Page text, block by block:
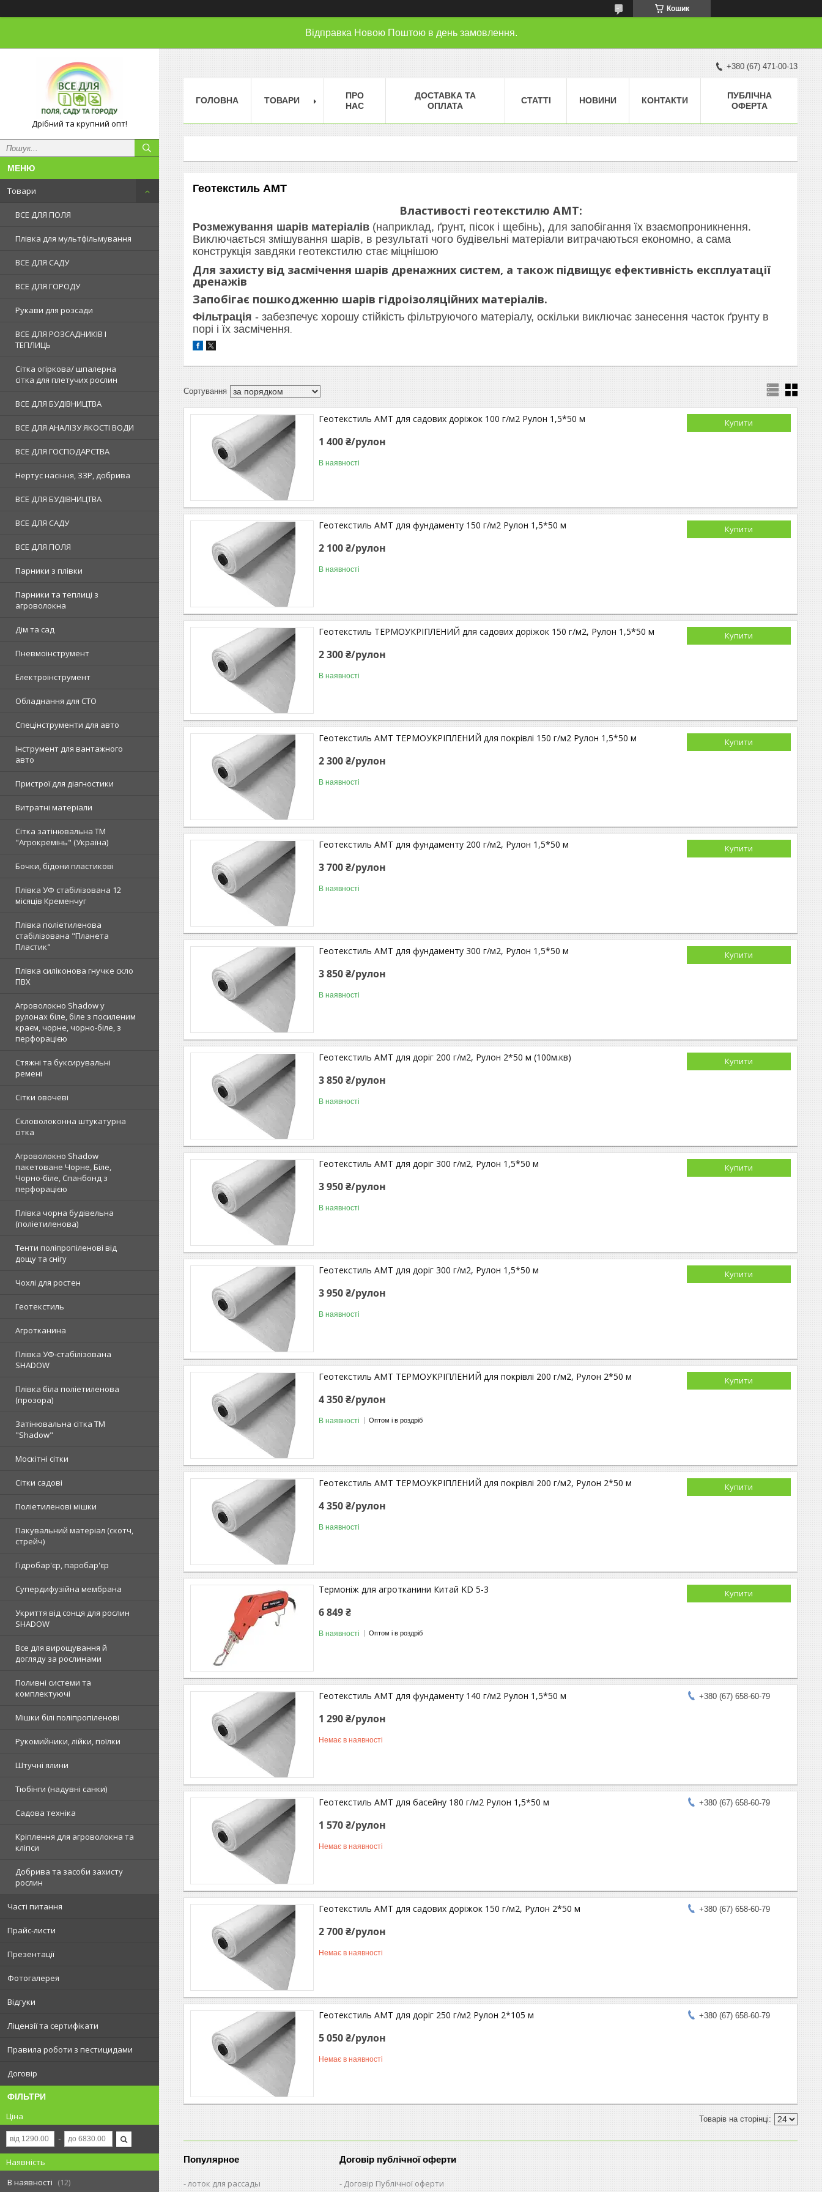
Кошик
Відправка Новою Поштою в день замовлення.
Дрібний та крупний опт!
Товари
ВСЕ ДЛЯ ПОЛЯ
Плівка для мультфільмування
ВСЕ ДЛЯ САДУ
ВСЕ ДЛЯ ГОРОДУ
Рукави для розсади
ВСЕ ДЛЯ РОЗСАДНИКІВ І
ТЕПЛИЦЬ
Сітка огіркова/ шпалерна
сітка для плетучих рослин
ВСЕ ДЛЯ БУДІВНИЦТВА
ВСЕ ДЛЯ АНАЛІЗУ ЯКОСТІ ВОДИ
ВСЕ ДЛЯ ГОСПОДАРСТВА
Нертус насіння, ЗЗР, добрива
ВСЕ ДЛЯ БУДІВНИЦТВА
ВСЕ ДЛЯ САДУ
ВСЕ ДЛЯ ПОЛЯ
Парники з плівки
Парники та теплиці з
агроволокна
Дім та сад
Пневмоінструмент
Електроінструмент
Обладнання для СТО
Спецінструменти для авто
Інструмент для вантажного
авто
Пристрої для діагностики
Витратні матеріали
Сітка затінювальна ТМ
"Агрокремінь" (Україна)
Бочки, бідони пластикові
Плівка УФ стабілізована 12
місяців Кременчуг
Плівка поліетиленова
стабілізована "Планета
Пластик"
Плівка силіконова гнучке скло
ПВХ
Агроволокно Shadow у
рулонах біле, біле з посиленим
краєм, чорне, чорно-біле, з
перфорацією
Стяжні та буксирувальні
ремені
Сітки овочеві
Скловолоконна штукатурна
сітка
Агроволокно Shadow
пакетоване Чорне, Біле,
Чорно-біле, Спанбонд з
перфорацією
Плівка чорна будівельна
(поліетиленова)
Тенти поліпропіленові від
дощу та снігу
Чохлі для ростен
Геотекстиль
Агротканина
Плівка УФ-стабілізована
SHADOW
Плівка біла поліетиленова
(прозора)
Затінювальна сітка ТМ
"Shadow"
Москітні сітки
Сітки садові
Поліетиленові мішки
Пакувальний матеріал (скотч,
стрейч)
Гідробар'єр, паробар'єр
Супердифузійна мембрана
Укриття від сонця для рослин
SHADOW
Все для вирощування й
догляду за рослинами
Поливні системи та
комплектуючі
Мішки білі поліпропіленові
Рукомийники, лійки, поїлки
Штучні ялини
Тюбінги (надувні санки)
Садова техніка
Кріплення для агроволокна та
кліпси
Добрива та засоби захисту
рослин
Часті питання
Прайс-листи
Презентації
Фотогалерея
Відгуки
Ліцензії та сертифікати
Правила роботи з пестицидами
Договір
ФІЛЬТРИ
Ціна
Наявність
В наявності
12
+380 (67) 471-00-13
ГОЛОВНА ТОВАРИ
ПРО
НАС
ДОСТАВКА ТА
ОПЛАТА
СТАТТІ НОВИНИ КОНТАКТИ
ПУБЛІЧНА
ОФЕРТА
Геотекстиль АМТ
Властивості геотекстилю АМТ:
Розмежування шарів матеріалів (наприклад, ґрунт, пісок і щебінь), для запобігання їх взаємопроникнення.
Виключається змішування шарів, в результаті чого будівельні матеріали витрачаються економно, а сама
конструкція завдяки геотекстилю стає міцнішою
Для захисту від засмічення шарів дренажних систем, а також підвищує ефективність експлуатації
дренажів
Запобігає пошкодженню шарів гідроізоляційних матеріалів.
Фільтрація - забезпечує хорошу стійкість фільтруючого матеріалу, оскільки виключає занесення часток ґрунту в
порі і їх засмічення
Купити
Геотекстиль АМТ для садових доріжок 100 г/м2 Рулон 1,5*50 м
1 400 ₴/рулон
В наявності
Купити
Геотекстиль АМТ для фундаменту 150 г/м2 Рулон 1,5*50 м
2 100 ₴/рулон
В наявності
Купити
Геотекстиль ТЕРМОУКРІПЛЕНИЙ для садових доріжок 150 г/м2, Рулон 1,5*50 м
2 300 ₴/рулон
В наявності
Купити
Геотекстиль АМТ ТЕРМОУКРІПЛЕНИЙ для покрівлі 150 г/м2 Рулон 1,5*50 м
2 300 ₴/рулон
В наявності
Купити
Геотекстиль АМТ для фундаменту 200 г/м2, Рулон 1,5*50 м
3 700 ₴/рулон
В наявності
Купити
Геотекстиль АМТ для фундаменту 300 г/м2, Рулон 1,5*50 м
3 850 ₴/рулон
В наявності
Купити
Геотекстиль АМТ для доріг 200 г/м2, Рулон 2*50 м (100м.кв)
3 850 ₴/рулон
В наявності
Купити
Геотекстиль АМТ для доріг 300 г/м2, Рулон 1,5*50 м
3 950 ₴/рулон
В наявності
Купити
Геотекстиль АМТ для доріг 300 г/м2, Рулон 1,5*50 м
3 950 ₴/рулон
В наявності
Купити
Геотекстиль АМТ ТЕРМОУКРІПЛЕНИЙ для покрівлі 200 г/м2, Рулон 2*50 м
4 350 ₴/рулон
В наявності Оптом і в роздріб
Купити
Геотекстиль АМТ ТЕРМОУКРІПЛЕНИЙ для покрівлі 200 г/м2, Рулон 2*50 м
4 350 ₴/рулон
В наявності
Купити
Термоніж для агротканини Китай KD 5-3
6 849 ₴
В наявності Оптом і в роздріб
+380 (67) 658-60-79
Геотекстиль АМТ для фундаменту 140 г/м2 Рулон 1,5*50 м
1 290 ₴/рулон
Немає в наявності
+380 (67) 658-60-79
Геотекстиль АМТ для басейну 180 г/м2 Рулон 1,5*50 м
1 570 ₴/рулон
Немає в наявності
+380 (67) 658-60-79
Геотекстиль АМТ для садових доріжок 150 г/м2, Рулон 2*50 м
2 700 ₴/рулон
Немає в наявності
+380 (67) 658-60-79
Геотекстиль АМТ для доріг 250 г/м2 Рулон 2*105 м
5 050 ₴/рулон
Немає в наявності
Популярное
лоток для рассады
Договір публічної оферти
Договір Публічної оферти